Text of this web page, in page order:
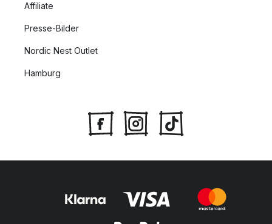
Affiliate
Presse-Bilder
Nordic Nest Outlet
Hamburg